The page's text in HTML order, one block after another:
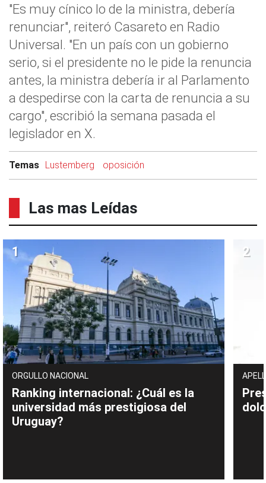
"Es muy cínico lo de la ministra, debería
renunciar", reiteró Casareto en Radio
Universal. "En un país con un gobierno
serio, si el presidente no le pide la renuncia
antes, la ministra debería ir al Parlamento
a despedirse con la carta de renuncia a su
cargo", escribió la semana pasada el
legislador en X.
Temas Lustemberg oposición
Las mas Leídas
ORGULLO NACIONAL
Ranking internacional: ¿Cuál es la
universidad más prestigiosa del
Uruguay?